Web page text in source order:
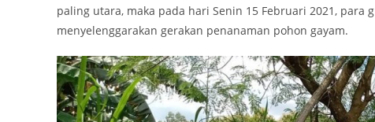
paling utara, maka pada hari Senin 15 Februari 2021,
menyelenggarakan gerakan penanaman pohon gayam.